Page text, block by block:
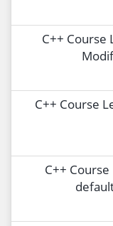
2- C++
3- C++
4- C++